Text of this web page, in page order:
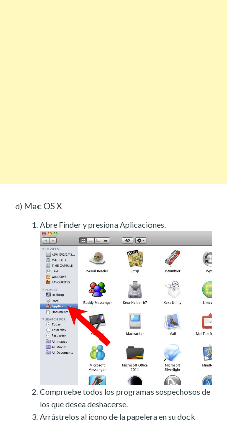
d) Mac OS X
Abre Finder y presiona Aplicaciones.
Compruebe todos los programas sospechosos de
los que desea deshacerse.
Arrástrelos al icono de la papelera en su dock